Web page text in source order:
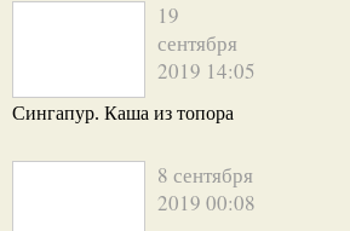
19
сентября
2019 14:05
Сингапур. Каша из топора
8 сентября
2019 00:08